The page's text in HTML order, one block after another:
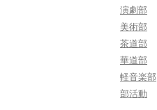
演劇部
美術部
茶道部
華道部
軽音楽部
部活動